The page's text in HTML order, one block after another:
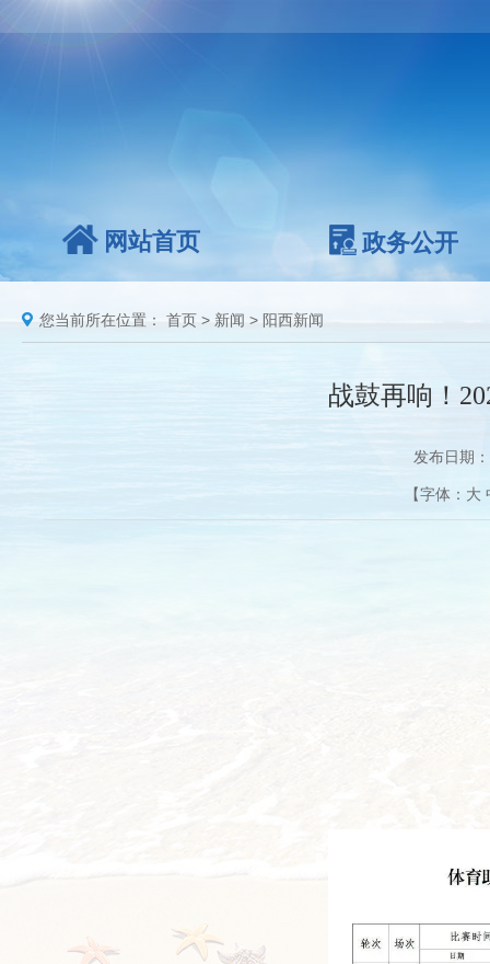
网站首页 政务公开
您当前所在位置： 首页 > 新闻 > 阳西新闻
战鼓再响！
发布日期
【字体： 大